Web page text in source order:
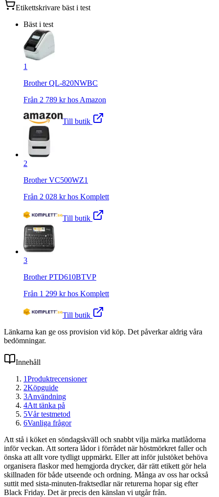
Etikettskrivare bäst i test
Bäst i test
1
Brother QL-820NWBC
Från 2 789 kr hos Amazon
Till butik
2
Brother VC500WZ1
Från 2 028 kr hos Komplett
Till butik
3
Brother PTD610BTVP
Från 1 299 kr hos Komplett
Till butik
Länkarna kan ge oss provision vid köp. Det påverkar aldrig våra
bedömningar.
Innehåll
1Produktrecensioner
2Köpguide
3Användning
4Att tänka på
5Vår testmetod
6Vanliga frågor
Att stå i köket en söndagskväll och snabbt vilja märka matlådorna
inför veckan. Att sortera lådor i förrådet när höstmörkret faller och
önska att allt vore tydligt uppmärkt. Eller att inför julstöket behöva
organisera flaskor med hemgjorda drycker, där rätt etikett gör hela
skillnaden för både utseende och ordning. Många av oss har också
suttit med sista-minuten-fraktsedlar när returerna hopar sig efter
Black Friday. Det är precis den känslan vi utgår från.